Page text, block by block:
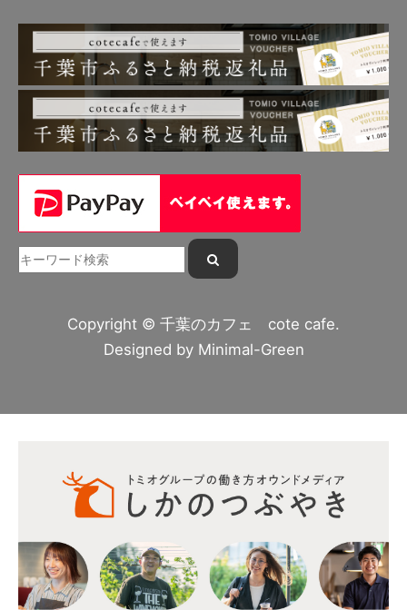
Copyright © 千葉のカフェ cote cafe.
Designed by Minimal-Green